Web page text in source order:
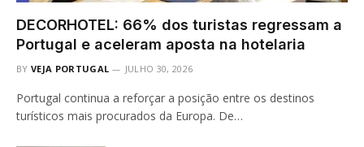
DECORHOTEL: 66% dos turistas regressam a
Portugal e aceleram aposta na hotelaria
BY VEJA PORTUGAL JULHO 30, 2026
Portugal continua a reforçar a posição entre os destinos
turísticos mais procurados da Europa. De…